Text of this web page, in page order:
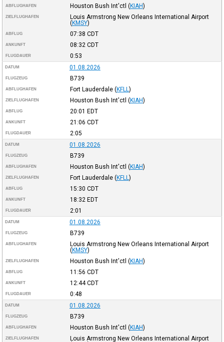
ABFLUGHAFEN Houston Bush Int'ctl (KIAH)
ZIELFLUGHAFEN
Louis Armstrong New Orleans International Airport
(KMSY)
ABFLUG 07:38 CDT
ANKUNFT 08:32 CDT
FLUGDAUER 0:53
DATUM 01.08.2026
FLUGZEUG B739
ABFLUGHAFEN Fort Lauderdale (KFLL )
ZIELFLUGHAFEN Houston Bush Int'ctl (KIAH)
ABFLUG 20:01 EDT
ANKUNFT 21:06 CDT
FLUGDAUER 2:05
DATUM 01.08.2026
FLUGZEUG B739
ABFLUGHAFEN Houston Bush Int'ctl (KIAH)
ZIELFLUGHAFEN Fort Lauderdale (KFLL )
ABFLUG 15:30 CDT
ANKUNFT 18:32 EDT
FLUGDAUER 2:01
DATUM 01.08.2026
FLUGZEUG B739
ABFLUGHAFEN
Louis Armstrong New Orleans International Airport
(KMSY)
ZIELFLUGHAFEN Houston Bush Int'ctl (KIAH)
ABFLUG 11:56 CDT
ANKUNFT 12:44CDT
FLUGDAUER 0:48
DATUM 01.08.2026
FLUGZEUG B739
ABFLUGHAFEN Houston Bush Int'ctl (KIAH)
ZIELFLUGHAFEN
Louis Armstrong New Orleans International Airport